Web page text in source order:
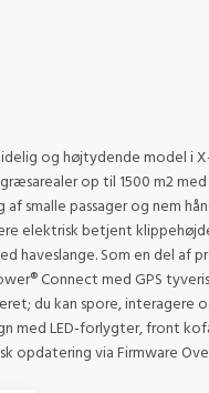
og højtydende model i
op til 1500 m2
smalle passager og nem
elektrisk betjent
haveslange. Som en del af
Connect med GPS
du kan spore,
med LED-forlygter, front
opdatering via Firmware